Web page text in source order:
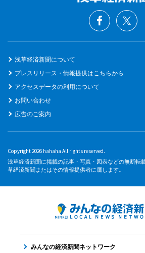
浅草経済新聞について
プレスリリース・情報提供はこちらから
アクセスデータの利用について
お問い合わせ
広告のご案内
Copyright 2026 hahaha All rights reserved.
浅草経済新聞に掲載の記事・写真・図表などの無断転
草経済新聞またはその情報提供者に属します。
みんなの経済新聞ネットワーク